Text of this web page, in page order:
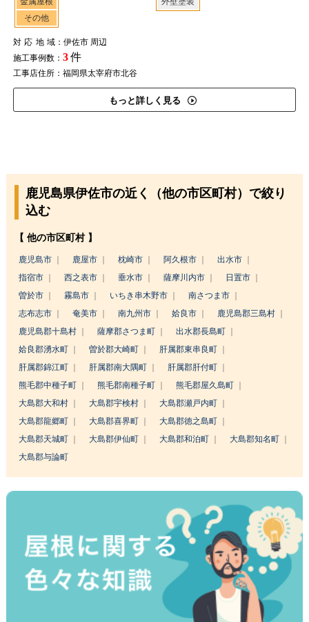
その他
対応地域：伊佐市 周辺
施工事例数： 3件
工事店住所：福岡県太宰府市北谷
もっと詳しく見る
鹿児島県伊佐市の近く（他の市区町村）で絞り
込む
【 他の市区町村 】
鹿児島市 鹿屋市 枕崎市 阿久根市
出水市
指宿市
西之表市 垂水市 薩摩川内市
日置市
曽於市
霧島市 いちき串木野市
南さつま市
志布志市
奄美市 南九州市 姶良市
鹿児島郡三島村
鹿児島郡十島村
薩摩郡さつま町
出水郡長島町
姶良郡湧水町
曽於郡大崎町
肝属郡東串良町
肝属郡錦江町
肝属郡南大隅町
肝属郡肝付町
熊毛郡中種子町
熊毛郡南種子町
熊毛郡屋久島町
大島郡大和村
大島郡宇検村
大島郡瀬戸内町
大島郡龍郷町
大島郡喜界町
大島郡徳之島町
大島郡天城町
大島郡伊仙町 大島郡和泊町
大島郡知名町
大島郡与論町